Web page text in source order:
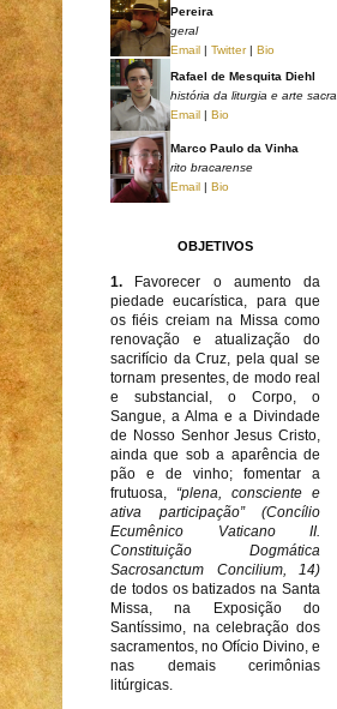
Pereira
geral
Email | Twitter| Bio
Rafael de Mesquita Diehl
história da liturgia e arte sacra
Email | Bio
Marco Paulo da Vinha
rito bracarense
Email | Bio
OBJETIVOS
1. Favorecer o aumento da
piedade eucarística, para que
os fiéis creiam na Missa como
renovação e atualização do
sacrifício da Cruz, pela qual se
tornam presentes, de modo real
e substancial, o Corpo, o
Sangue, a Alma e a Divindade
de Nosso Senhor Jesus Cristo,
ainda que sob a aparência de
pão e de vinho; fomentar a
frutuosa, “plena, consciente e
ativa participação” (Concílio
Ecumênico Vaticano II.
Constituição Dogmática
Sacrosanctum Concilium, 14)
de todos os batizados na Santa
Missa, na Exposição do
Santíssimo, na celebração dos
sacramentos, no Ofício Divino, e
nas demais cerimônias
litúrgicas.